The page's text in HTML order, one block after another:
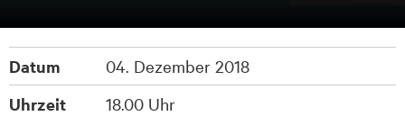
Datum 04. Dezember 2018
Uhrzeit 18.00 Uhr